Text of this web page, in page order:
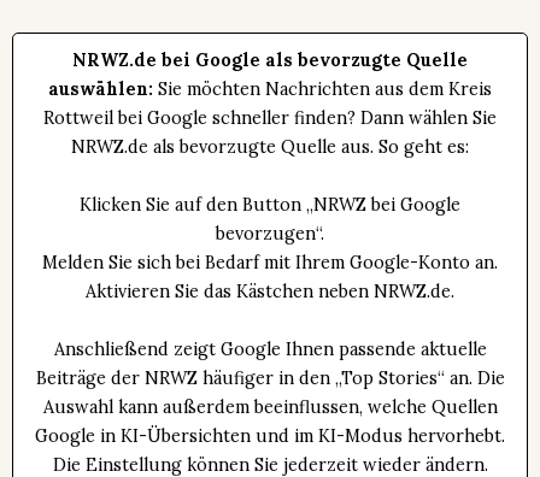
NRWZ.de bei Google als bevorzugte Quelle
auswählen: Sie möchten Nachrichten aus dem Kreis
Rottweil bei Google schneller finden? Dann wählen Sie
NRWZ.de als bevorzugte Quelle aus. So geht es:
Klicken Sie auf den Button „NRWZ bei Google
bevorzugen“.
Melden Sie sich bei Bedarf mit Ihrem Google-Konto an.
Aktivieren Sie das Kästchen neben NRWZ.de.
Anschließend zeigt Google Ihnen passende aktuelle
Beiträge der NRWZ häufiger in den „Top Stories“ an. Die
Auswahl kann außerdem beeinflussen, welche Quellen
Google in KI-Übersichten und im KI-Modus hervorhebt.
Die Einstellung können Sie jederzeit wieder ändern.